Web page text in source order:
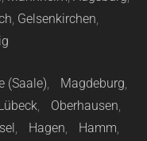
, Gelsenkirchen,
(Saale), Magdeburg,
, Oberhausen,
, Hagen, Hamm,